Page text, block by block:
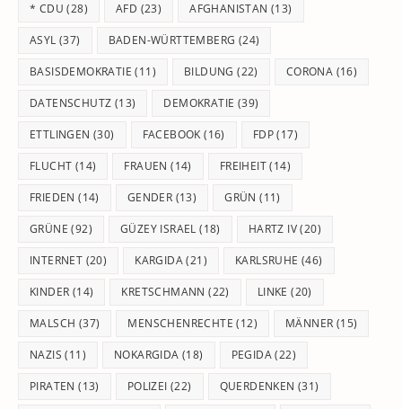
* CDU (28) AFD (23) AFGHANISTAN (13)
ASYL (37) BADEN-WÜRTTEMBERG (24)
BASISDEMOKRATIE (11) BILDUNG (22) CORONA (16)
DATENSCHUTZ (13) DEMOKRATIE (39)
ETTLINGEN (30) FACEBOOK (16) FDP(17)
FLUCHT (14) FRAUEN (14) FREIHEIT(14)
FRIEDEN (14) GENDER (13) GRÜN (11)
GRÜNE (92) GÜZEY ISRAEL (18) HARTZ IV(20)
INTERNET (20) KARGIDA(21) KARLSRUHE (46)
KINDER (14) KRETSCHMANN (22) LINKE (20)
MALSCH (37) MENSCHENRECHTE (12) MÄNNER (15)
NAZIS (11) NOKARGIDA (18) PEGIDA(22)
PIRATEN (13) POLIZEI (22) QUERDENKEN (31)